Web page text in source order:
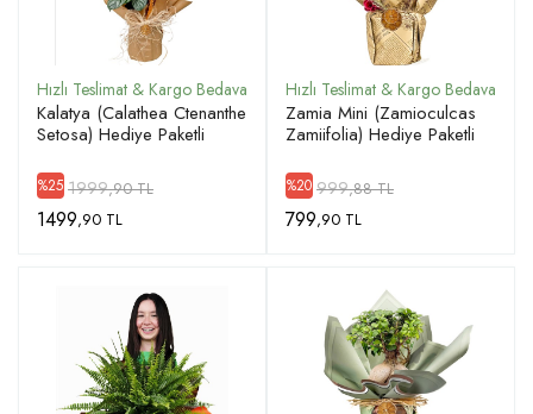
Kalatya (Calathea Ctenanthe
Setosa) Hediye Paketli
%25 1999,90 TL
1499,90 TL
Zamia Mini (Zamioculcas
Zamiifolia) Hediye Paketli
%20 999,88 TL
799,90 TL